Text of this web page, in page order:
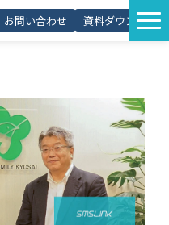
お問い合わせ 資料ダウンロード
格